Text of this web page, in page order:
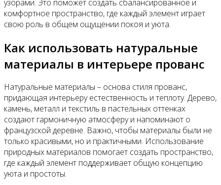
узорами. Это поможет создать сбалансированное и
комфортное пространство, где каждый элемент играет
свою роль в общем ощущении покоя и уюта.
Как использовать натуральные
материалы в интерьере прованс
Натуральные материалы – основа стиля прованс,
придающая интерьеру естественность и теплоту. Дерево,
камень, металл и текстиль в пастельных оттенках
создают гармоничную атмосферу и напоминают о
французской деревне. Важно, чтобы материалы были не
только красивыми, но и практичными. Использование
природных материалов помогает создать пространство,
где каждый элемент поддерживает общую концепцию
уюта и простоты.